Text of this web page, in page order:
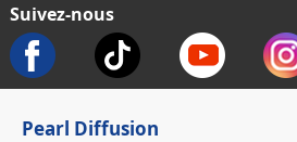
Suivez-nous
Pearl Diffusion